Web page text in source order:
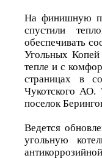
На финишную
спустили
обеспечивать
Угольных
тепле и с
страницах в
Чукотского АО.
поселок
Ведется
угольную